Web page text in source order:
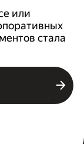
или
стала